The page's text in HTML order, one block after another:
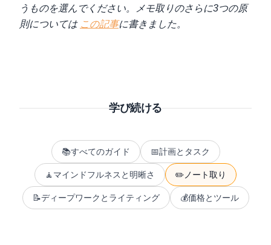
うものを選んでください。メモ取りのさらに3つの原
則については この記事に書きました。
学び続ける
📚すべてのガイド 📅計画とタスク
🧘マインドフルネスと明晰さ ✏️ ノート取り
📝ディープワークとライティング 💰価格とツール